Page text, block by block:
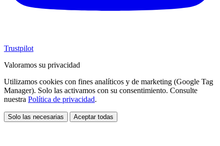
Trustpilot
Valoramos su privacidad
Utilizamos cookies con fines analíticos y de marketing (Google Tag
Manager). Solo las activamos con su consentimiento. Consulte
nuestra Política de privacidad.
Solo las necesarias Aceptar todas